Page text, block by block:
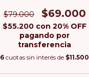
$79.000 $69.000
$55.200 con 20% OFF
pagando por
transferencia
6 cuotas sin interés de $11.500